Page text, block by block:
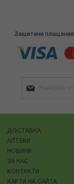
Защитени плащания
ДОСТАВКА
АПТЕКИ
НОВИНИ
ЗА НАС
КОНТАКТИ
КАРТА НА САЙТА